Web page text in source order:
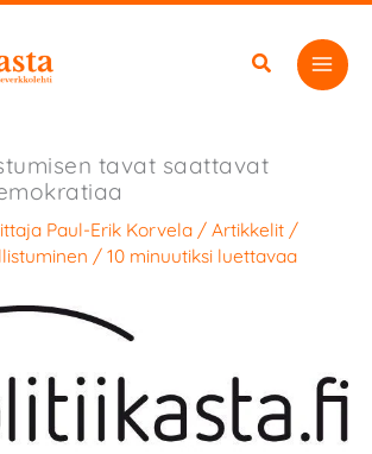
tavat saattavat
Paul-Erik Korvela / Artikkelit /
/ 10 minuutiksi luettavaa